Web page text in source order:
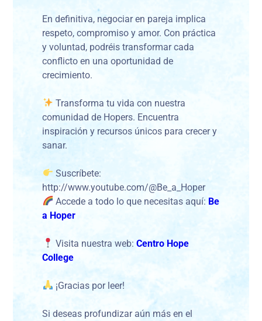
En definitiva, negociar en pareja implica
respeto, compromiso y amor. Con práctica
y voluntad, podréis transformar cada
conflicto en una oportunidad de
crecimiento.
Transforma tu vida con nuestra
comunidad de Hopers. Encuentra
inspiración y recursos únicos para crecer y
sanar.
Suscríbete:
http://www.youtube.com/@Be_a_Hoper
Accede a todo lo que necesitas aquí: Be
a Hoper
Visita nuestra web: Centro Hope
College
¡Gracias por leer!
Si deseas profundizar aún más en el